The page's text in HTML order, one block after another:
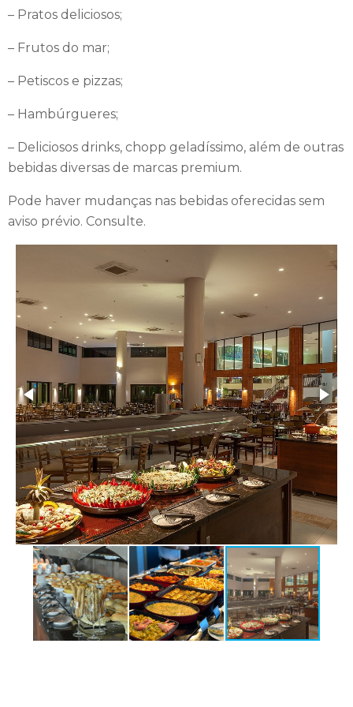
para casamentos, lua de mel e grupos.
– Pratos deliciosos;
– Frutos do mar;
– Petiscos e pizzas;
– Hambúrgueres;
– Deliciosos drinks, chopp geladíssimo, além de outras
bebidas diversas de marcas premium.
Pode haver mudanças nas bebidas oferecidas sem
aviso prévio. Consulte.